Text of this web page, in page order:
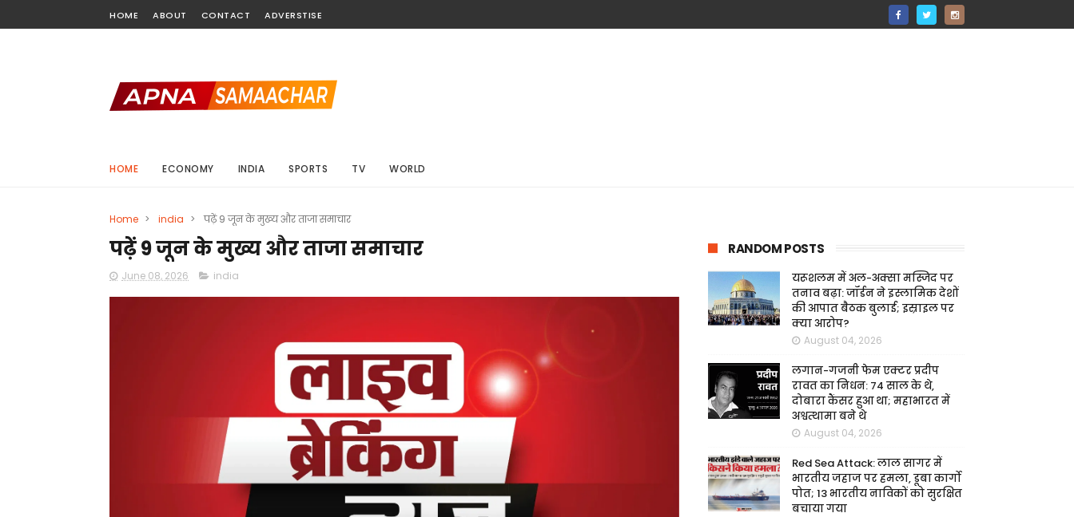
HOME ABOUT CONTACT ADVERSTISE
HOME ECONOMY INDIA SPORTS TV WORLD
Home > india > पढ़ें 9 जून के मुख्य और ताजा समाचार
पढ़ें 9 जून के मुख्य और ताजा समाचार
June 08, 2026 india
RANDOM POSTS
यरूशलम में अल-अक्सा मस्जिद पर
तनाव बढ़ा: जॉर्डन ने इस्लामिक देशों
की आपात बैठक बुलाई; इस्राइल पर
क्या आरोप?
August 04, 2026
लगान-गजनी फेम एक्टर प्रदीप
रावत का निधन: 74 साल के थे,
दोबारा कैंसर हुआ था; महाभारत में
अश्वत्थामा बने थे
August 04, 2026
Red Sea Attack: लाल सागर में
भारतीय जहाज पर हमला, डूबा कार्गो
पोत; 13 भारतीय नाविकों को सुरक्षित
बचाया गया